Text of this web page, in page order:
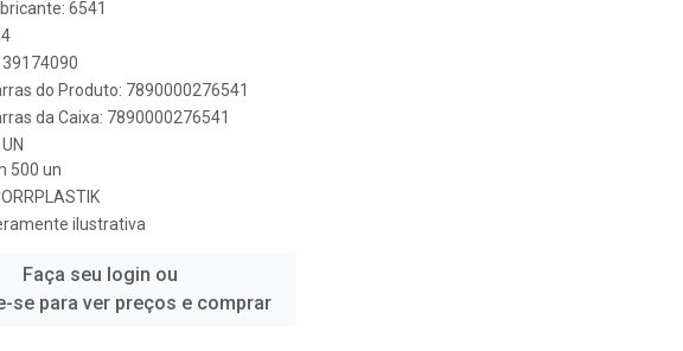
6541
39174090
do Produto: 7890000276541
da Caixa: 7890000276541
500 un
ilustrativa
Faça seu login ou
se para ver preços e comprar